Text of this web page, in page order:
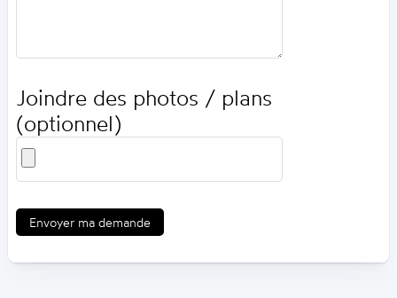
Joindre des photos / plans
(optionnel)
Envoyer ma demande